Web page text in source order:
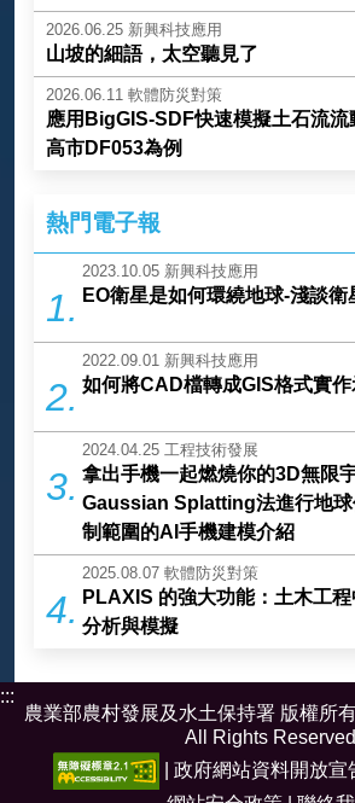
2026.06.25 新興科技應用
山坡的細語，太空聽見了
2026.06.11 軟體防災對策
應用BigGIS-SDF快速模擬土石流
高市DF053為例
熱門電子報
1.
2023.10.05 新興科技應用
EO衛星是如何環繞地球-淺談衛
2.
2022.09.01 新興科技應用
如何將CAD檔轉成GIS格式實
3.
2024.04.25 工程技術發展
拿出手機一起燃燒你的3D無限
Gaussian Splatting法進行地球
制範圍的AI手機建模介紹
4.
2025.08.07 軟體防災對策
PLAXIS 的強大功能：土木工
分析與模擬
:::
農業部農村發展及水土保持署 版權所
All Rights Reserved
政府網站資料開放宣